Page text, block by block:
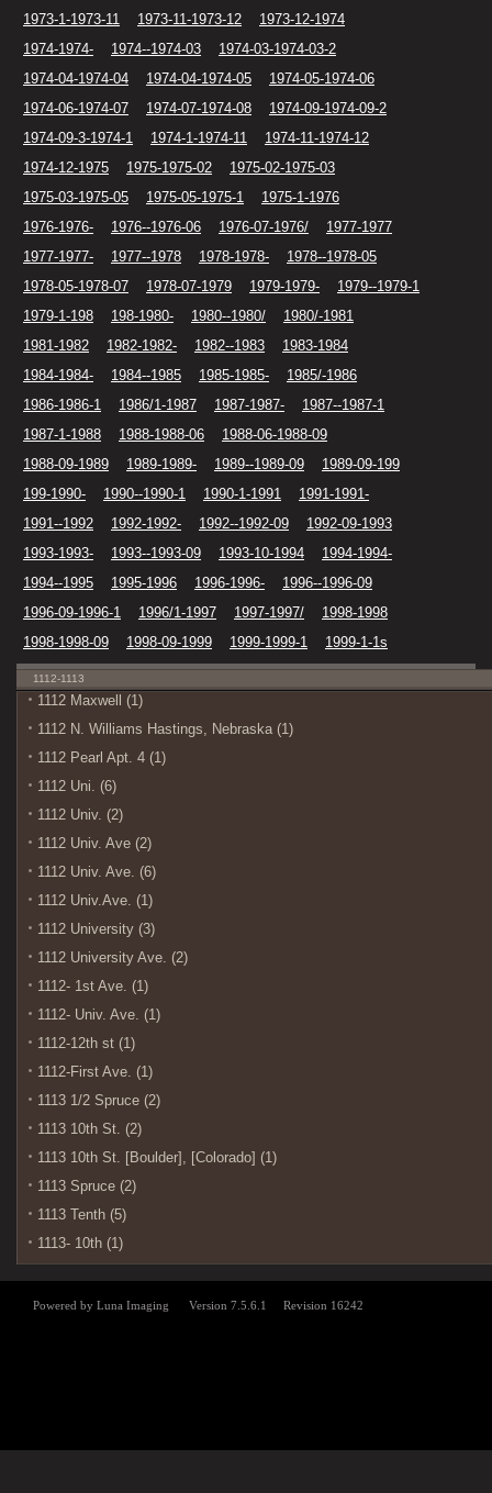
1973-1-1973-11
1973-11-1973-12
1973-12-1974
1974-1974-
1974--1974-03
1974-03-1974-03-2
1974-04-1974-04
1974-04-1974-05
1974-05-1974-06
1974-06-1974-07
1974-07-1974-08
1974-09-1974-09-2
1974-09-3-1974-1
1974-1-1974-11
1974-11-1974-12
1974-12-1975
1975-1975-02
1975-02-1975-03
1975-03-1975-05
1975-05-1975-1
1975-1-1976
1976-1976-
1976--1976-06 1976-07-1976/
1977-1977
1977-1977-
1977--1978 1978-1978-
1978--1978-05
1978-05-1978-07
1978-07-1979 1979-1979-
1979--1979-1
1979-1-198
198-1980- 1980--1980/
1980/-1981
1981-1982
1982-1982- 1982--1983
1983-1984
1984-1984-
1984--1985 1985-1985-
1985/-1986
1986-1986-1
1986/1-1987 1987-1987-
1987--1987-1
1987-1-1988
1988-1988-06
1988-06-1988-09
1988-09-1989
1989-1989- 1989--1989-09
1989-09-199
199-1990-
1990--1990-1 1990-1-1991
1991-1991-
1991--1992
1992-1992- 1992--1992-09
1992-09-1993
1993-1993-
1993--1993-09 1993-10-1994
1994-1994-
1994--1995
1995-1996 1996-1996-
1996--1996-09
1996-09-1996-1
1996/1-1997 1997-1997/
1998-1998
1998-1998-09
1998-09-1999 1999-1999-1 1999-1-1s
1112-1113
1112 Maxwell (1)
1112 N. Williams Hastings, Nebraska (1)
1112 Pearl Apt. 4 (1)
1112 Uni. (6)
1112 Univ. (2)
1112 Univ. Ave (2)
1112 Univ. Ave. (6)
1112 Univ.Ave. (1)
1112 University (3)
1112 University Ave. (2)
1112- 1st Ave. (1)
1112- Univ. Ave. (1)
1112-12th st (1)
1112-First Ave. (1)
1113 1/2 Spruce (2)
1113 10th St. (2)
1113 10th St. [Boulder], [Colorado] (1)
1113 Spruce (2)
1113 Tenth (5)
1113- 10th (1)